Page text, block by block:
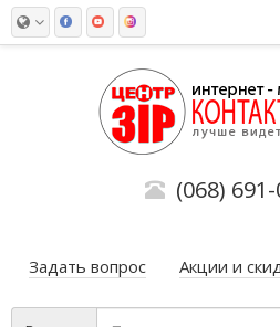
(068)
Задать вопрос Акции и